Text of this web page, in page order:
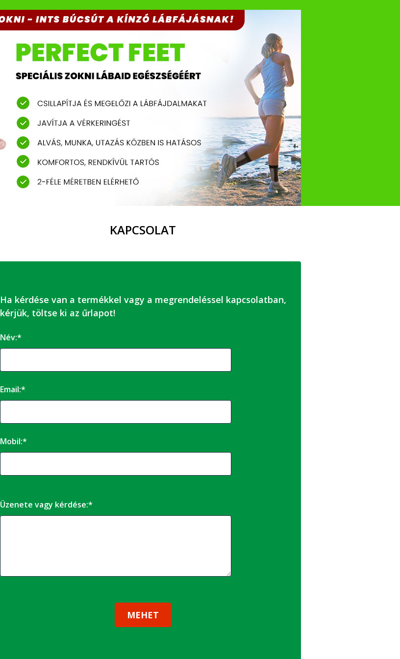
KAPCSOLAT
Ha kérdése van a termékkel vagy a megrendeléssel kapcsolatban,
kérjük, töltse ki az űrlapot!
Név:*
Email:*
Mobil:*
Üzenete vagy kérdése:*
MEHET